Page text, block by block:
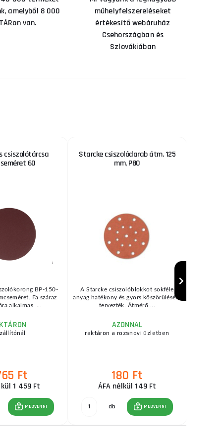
amelyből 8 000
van.
műhelyfelszereléseket
értékesítő webáruház
Csehországban és
Szlovákiában
csiszolótárcsa
60
BP-150-
Fa száraz
alkalmas. ...
Ft
1 459 Ft
MEGVENNI
Starcke csiszolódarab átm. 125
mm, P80
A Starcke csiszolóblokkot sokféle
anyag hatékony és gyors köszörülésére
tervezték. Átmérő ...
AZONNAL
raktáron a rozsnovi üzletben
180 Ft
ÁFA nélkül 149 Ft
db MEGVENNI